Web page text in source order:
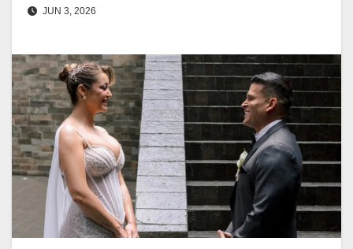
JUN 3, 2026